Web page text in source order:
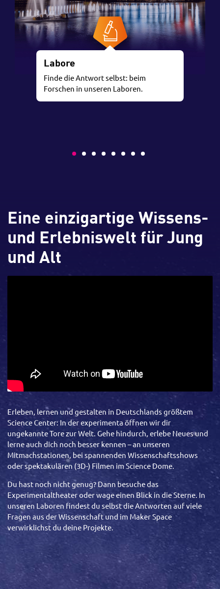
Labore
Finde die Antwort selbst: beim
Forschen in unseren Laboren.
Eine einzigartige Wissens-
und Erlebniswelt für Jung
und Alt
Erleben, lernen und gestalten in Deutschlands größtem
Science Center: In der experimenta öffnen wir dir
ungekannte Tore zur Welt. Gehe hindurch, erlebe Neues und
lerne auch dich noch besser kennen – an unseren
Mitmachstationen, bei spannenden Wissenschaftsshows
oder spektakulären (3D-) Filmen im Science Dome.
Du hast noch nicht genug? Dann besuche das
Experimentaltheater oder wage einen Blick in die Sterne. In
unseren Laboren findest du selbst die Antworten auf viele
Fragen aus der Wissenschaft und im Maker Space
verwirklichst du deine Projekte.